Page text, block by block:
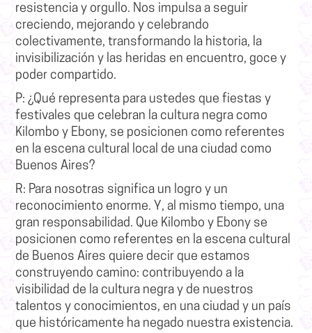
resistencia y orgullo. Nos impulsa a seguir
creciendo, mejorando y celebrando
colectivamente, transformando la historia, la
invisibilización y las heridas en encuentro, goce y
poder compartido.
P: ¿Qué representa para ustedes que fiestas y
festivales que celebran la cultura negra como
Kilombo y Ebony, se posicionen como referentes
en la escena cultural local de una ciudad como
Buenos Aires?
R: Para nosotras significa un logro y un
reconocimiento enorme. Y, al mismo tiempo, una
gran responsabilidad. Que Kilombo y Ebony se
posicionen como referentes en la escena cultural
de Buenos Aires quiere decir que estamos
construyendo camino: contribuyendo a la
visibilidad de la cultura negra y de nuestros
talentos y conocimientos, en una ciudad y un país
que históricamente ha negado nuestra existencia.